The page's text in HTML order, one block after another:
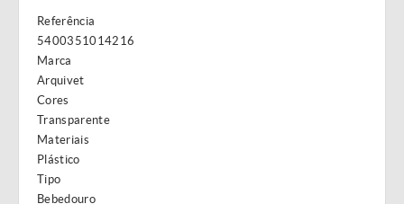
Referência
5400351014216
Marca
Arquivet
Cores
Transparente
Materiais
Plástico
Tipo
Bebedouro